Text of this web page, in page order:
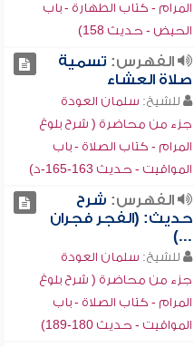
المرام - كتاب الطهارة - باب
الحيض - حديث 158)
الفهرس: تسمية
صلاة العشاء
للشيخ: سلمان العودة
جزء من محاضرة ( شرح بلوغ
المرام - كتاب الصلاة - باب
المواقيت - حديث 163-165-د)
الفهرس: شرح
حديث: (الفجر فجران
...)
للشيخ: سلمان العودة
جزء من محاضرة ( شرح بلوغ
المرام - كتاب الصلاة - باب
المواقيت - حديث 180-189)